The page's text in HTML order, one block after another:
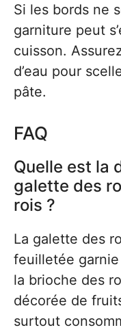
Si les bords ne
garniture peut
cuisson.
d’eau pour
pâte.
FAQ
Quelle est la
galette des
rois ?
La galette des
feuilletée
la brioche des
décorée de
surtout